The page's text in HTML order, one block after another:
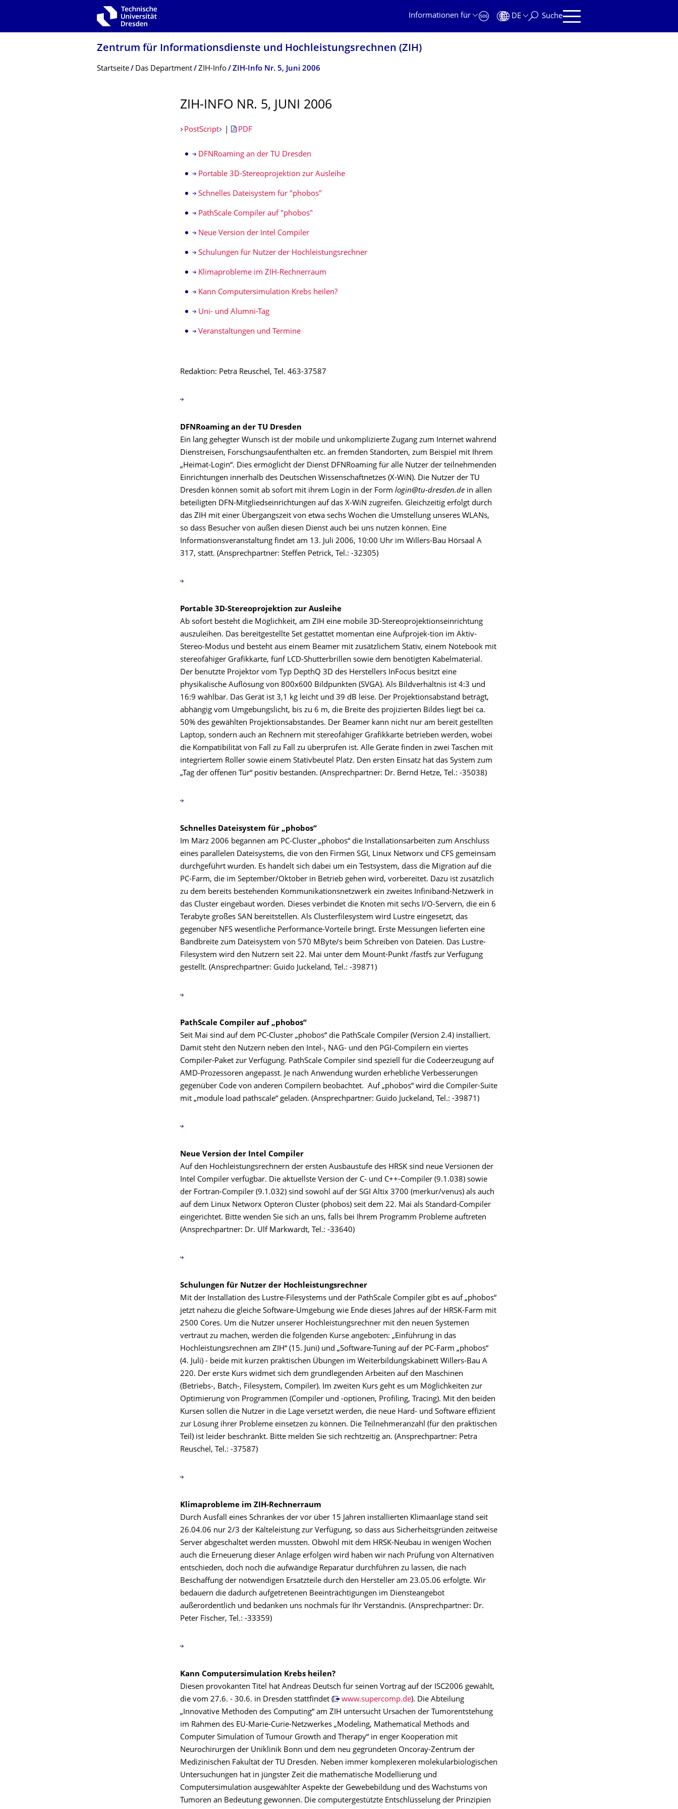
Zur Hauptnavigation springen
Informationen für
DE Suche
Zentrum für Informations­dienste und Hochleistungs­rechnen (ZIH)
Breadcrumb-Menü
Startseite Das Department ZIH-Info ZIH-Info Nr. 5, Juni 2006
ZIH-INFO NR. 5, JUNI 2006
PostScript PDF
DFNRoaming an der TU Dresden
Portable 3D-Stereoprojektion zur Ausleihe
Schnelles Dateisystem für "phobos"
PathScale Compiler auf "phobos"
Neue Version der Intel Compiler
Schulungen für Nutzer der Hochleistungsrechner
Klimaprobleme im ZIH-Rechnerraum
Kann Computersimulation Krebs heilen?
Uni- und Alumni-Tag
Veranstaltungen und Termine
Redaktion: Petra Reuschel, Tel. 463-37587
DFNRoaming an der TU Dresden
Ein lang gehegter Wunsch ist der mobile und unkomplizierte Zugang zum Internet während
Dienstreisen, Forschungsaufenthalten etc. an fremden Standorten, zum Beispiel mit Ihrem
„Heimat-Login“. Dies ermöglicht der Dienst DFNRoaming für alle Nutzer der teilnehmenden
Einrichtungen innerhalb des Deutschen Wissenschaftnetzes (X-WiN). Die Nutzer der TU
Dresden können somit ab sofort mit ihrem Login in der Form login@tu-dresden.de in allen
beteiligten DFN-Mitgliedseinrichtungen auf das X-WiN zugreifen. Gleichzeitig erfolgt durch
das ZIH mit einer Übergangszeit von etwa sechs Wochen die Umstellung unseres WLANs,
so dass Besucher von außen diesen Dienst auch bei uns nutzen können. Eine
Informationsveranstaltung findet am 13. Juli 2006, 10:00 Uhr im Willers-Bau Hörsaal A
317, statt. (Ansprechpartner: Steffen Petrick, Tel.: -32305)
Portable 3D-Stereoprojektion zur Ausleihe
Ab sofort besteht die Möglichkeit, am ZIH eine mobile 3D-Stereoprojektionseinrichtung
auszuleihen. Das bereitgestellte Set gestattet momentan eine Aufprojek-tion im Aktiv-
Stereo-Modus und besteht aus einem Beamer mit zusätzlichem Stativ, einem Notebook mit
stereofähiger Grafikkarte, fünf LCD-Shutterbrillen sowie dem benötigten Kabelmaterial.
Der benutzte Projektor vom Typ DepthQ 3D des Herstellers InFocus besitzt eine
physikalische Auflösung von 800x600 Bildpunkten (SVGA). Als Bildverhältnis ist 4:3 und
16:9 wählbar. Das Gerät ist 3,1 kg leicht und 39 dB leise. Der Projektionsabstand beträgt,
abhängig vom Umgebungslicht, bis zu 6 m, die Breite des projizierten Bildes liegt bei ca.
50% des gewählten Projektionsabstandes. Der Beamer kann nicht nur am bereit gestellten
Laptop, sondern auch an Rechnern mit stereofähiger Grafikkarte betrieben werden, wobei
die Kompatibilität von Fall zu Fall zu überprüfen ist. Alle Geräte finden in zwei Taschen mit
integriertem Roller sowie einem Stativbeutel Platz. Den ersten Einsatz hat das System zum
„Tag der offenen Tür“ positiv bestanden. (Ansprechpartner: Dr. Bernd Hetze, Tel.: -35038)
Schnelles Dateisystem für „phobos“
Im März 2006 begannen am PC-Cluster „phobos“ die Installationsarbeiten zum Anschluss
eines parallelen Dateisystems, die von den Firmen SGI, Linux Networx und CFS gemeinsam
durchgeführt wurden. Es handelt sich dabei um ein Testsystem, dass die Migration auf die
PC-Farm, die im September/Oktober in Betrieb gehen wird, vorbereitet. Dazu ist zusätzlich
zu dem bereits bestehenden Kommunikationsnetzwerk ein zweites Infiniband-Netzwerk in
das Cluster eingebaut worden. Dieses verbindet die Knoten mit sechs I/O-Servern, die ein 6
Terabyte großes SAN bereitstellen. Als Clusterfilesystem wird Lustre eingesetzt, das
gegenüber NFS wesentliche Performance-Vorteile bringt. Erste Messungen lieferten eine
Bandbreite zum Dateisystem von 570 MByte/s beim Schreiben von Dateien. Das Lustre-
Filesystem wird den Nutzern seit 22. Mai unter dem Mount-Punkt /fastfs zur Verfügung
gestellt. (Ansprechpartner: Guido Juckeland, Tel.: -39871)
PathScale Compiler auf „phobos“
Seit Mai sind auf dem PC-Cluster „phobos“ die PathScale Compiler (Version 2.4) installiert.
Damit steht den Nutzern neben den Intel-, NAG- und den PGI-Compilern ein viertes
Compiler-Paket zur Verfügung. PathScale Compiler sind speziell für die Codeerzeugung auf
AMD-Prozessoren angepasst. Je nach Anwendung wurden erhebliche Verbesserungen
gegenüber Code von anderen Compilern beobachtet. Auf „phobos“ wird die Compiler-Suite
mit „module load pathscale“ geladen. (Ansprechpartner: Guido Juckeland, Tel.: -39871)
Neue Version der Intel Compiler
Auf den Hochleistungsrechnern der ersten Ausbaustufe des HRSK sind neue Versionen der
Intel Compiler verfügbar. Die aktuellste Version der C- und C++-Compiler (9.1.038) sowie
der Fortran-Compiler (9.1.032) sind sowohl auf der SGI Altix 3700 (merkur/venus) als auch
auf dem Linux Networx Opteron Cluster (phobos) seit dem 22. Mai als Standard-Compiler
eingerichtet. Bitte wenden Sie sich an uns, falls bei Ihrem Programm Probleme auftreten
(Ansprechpartner: Dr. Ulf Markwardt, Tel.: -33640)
Schulungen für Nutzer der Hochleistungsrechner
Mit der Installation des Lustre-Filesystems und der PathScale Compiler gibt es auf „phobos“
jetzt nahezu die gleiche Software-Umgebung wie Ende dieses Jahres auf der HRSK-Farm mit
2500 Cores. Um die Nutzer unserer Hochleistungsrechner mit den neuen Systemen
vertraut zu machen, werden die folgenden Kurse angeboten: „Einführung in das
Hochleistungsrechnen am ZIH“ (15. Juni) und „Software-Tuning auf der PC-Farm „phobos“
(4. Juli) - beide mit kurzen praktischen Übungen im Weiterbildungskabinett Willers-Bau A
220. Der erste Kurs widmet sich dem grundlegenden Arbeiten auf den Maschinen
(Betriebs-, Batch-, Filesystem, Compiler). Im zweiten Kurs geht es um Möglichkeiten zur
Optimierung von Programmen (Compiler und -optionen, Profiling, Tracing). Mit den beiden
Kursen sollen die Nutzer in die Lage versetzt werden, die neue Hard- und Software effizient
zur Lösung ihrer Probleme einsetzen zu können. Die Teilnehmeranzahl (für den praktischen
Teil) ist leider beschränkt. Bitte melden Sie sich rechtzeitig an. (Ansprechpartner: Petra
Reuschel, Tel.: -37587)
Klimaprobleme im ZIH-Rechnerraum
Durch Ausfall eines Schrankes der vor über 15 Jahren installierten Klimaanlage stand seit
26.04.06 nur 2/3 der Kälteleistung zur Verfügung, so dass aus Sicherheitsgründen zeitweise
Server abgeschaltet werden mussten. Obwohl mit dem HRSK-Neubau in wenigen Wochen
auch die Erneuerung dieser Anlage erfolgen wird haben wir nach Prüfung von Alternativen
entschieden, doch noch die aufwändige Reparatur durchführen zu lassen, die nach
Beschaffung der notwendigen Ersatzteile durch den Hersteller am 23.05.06 erfolgte. Wir
bedauern die dadurch aufgetretenen Beeinträchtigungen im Diensteangebot
außerordentlich und bedanken uns nochmals für Ihr Verständnis. (Ansprechpartner: Dr.
Peter Fischer, Tel.: -33359)
Kann Computersimulation Krebs heilen?
Diesen provokanten Titel hat Andreas Deutsch für seinen Vortrag auf der ISC2006 gewählt,
die vom 27.6. - 30.6. in Dresden stattfindet (
www.supercomp.de). Die Abteilung
„Innovative Methoden des Computing“ am ZIH untersucht Ursachen der Tumorentstehung
im Rahmen des EU-Marie-Curie-Netzwerkes „Modeling, Mathematical Methods and
Computer Simulation of Tumour Growth and Therapy“ in enger Kooperation mit
Neurochirurgen der Uniklinik Bonn und dem neu gegründeten Oncoray-Zentrum der
Medizinischen Fakultät der TU Dresden. Neben immer komplexeren molekularbiologischen
Untersuchungen hat in jüngster Zeit die mathematische Modellierung und
Computersimulation ausgewählter Aspekte der Gewebebildung und des Wachstums von
Tumoren an Bedeutung gewonnen. Die computergestützte Entschlüsselung der Prinzipien